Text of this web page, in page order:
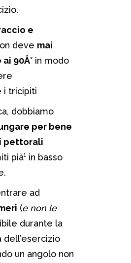
e
deve mai
90Â° in modo
i tricipiti
dobbiamo
per bene
pettorali
pià¹ in basso
ad
(e non le
durante la
un angolo non